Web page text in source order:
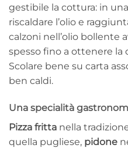
gestibile la cottura: in
riscaldare l’olio e
calzoni nell’olio bollente
spesso fino a ottenere la
Scolare bene su carta
ben caldi.
Una specialità
Pizza fritta nella
quella pugliese, pidone